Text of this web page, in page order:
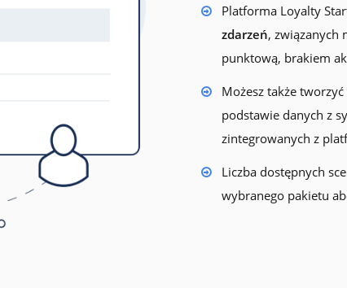
Platforma Loyalty
zdarzeń, związanych
punktową, brakiem
Możesz także tworzyć
podstawie danych z
zintegrowanych z
Liczba dostępnych
wybranego pakietu